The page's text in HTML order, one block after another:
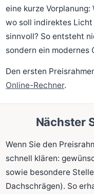
eine kurze
wo soll indirektes
sinnvoll? So entsteht
sondern ein modernes
Den ersten
Online-Rechner.
Nächster
Wenn Sie den
schnell klären:
sowie besondere
Dachschrägen). So